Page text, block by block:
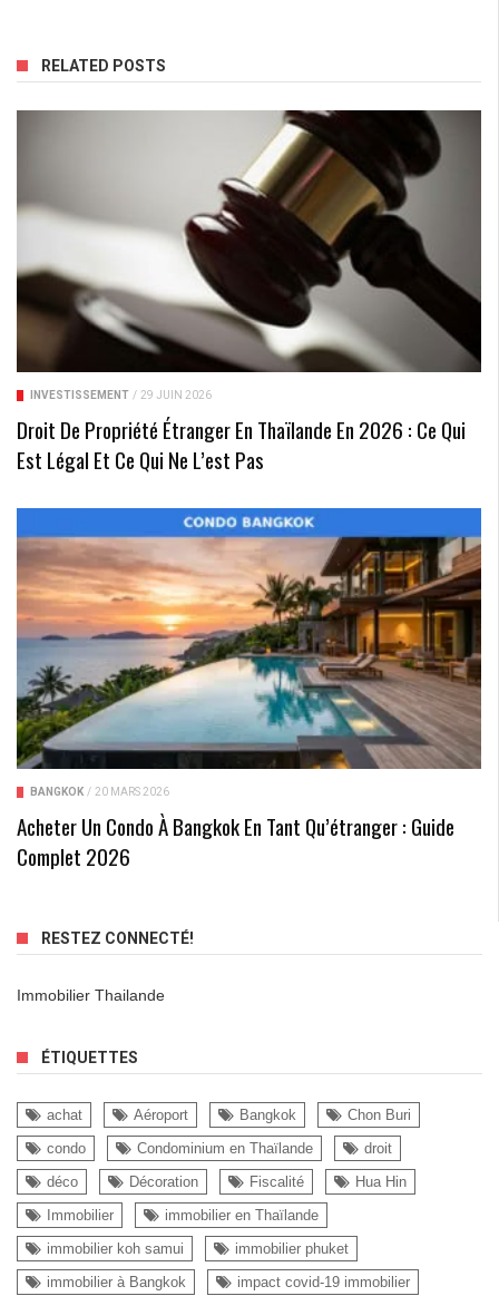
RELATED POSTS
INVESTISSEMENT / 29 JUIN 2026
Droit De Propriété Étranger En Thaïlande En 2026 : Ce Qui
Est Légal Et Ce Qui Ne L’est Pas
BANGKOK / 20 MARS 2026
Acheter Un Condo À Bangkok En Tant Qu’étranger : Guide
Complet 2026
RESTEZ CONNECTÉ!
Immobilier Thailande
ÉTIQUETTES
achat Aéroport Bangkok
Chon Buri
condo
Condominium en Thaïlande
droit
déco
Décoration Fiscalité
Hua Hin
Immobilier
immobilier en Thaïlande
immobilier koh samui
immobilier phuket
immobilier à Bangkok
impact covid-19 immobilier